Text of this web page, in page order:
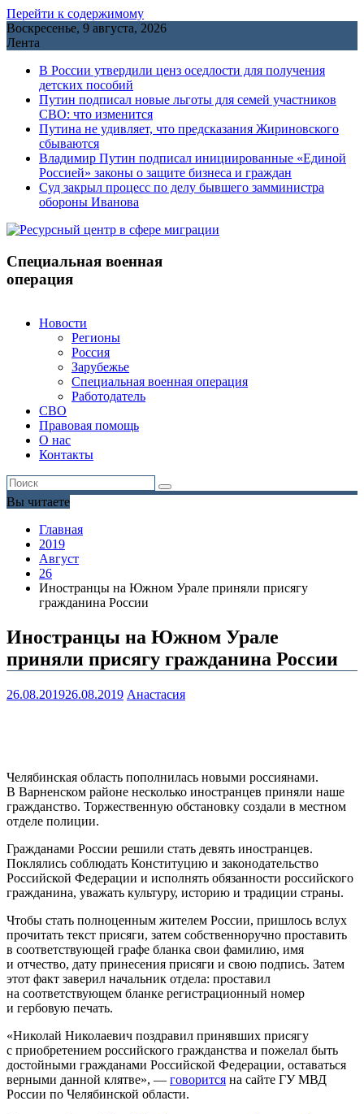
Перейти к содержимому
Воскресенье, 9 августа, 2026
Лента
В России утвердили ценз оседлости для получения
детских пособий
Путин подписал новые льготы для семей участников
СВО: что изменится
Путина не удивляет, что предсказания Жириновского
сбываются
Владимир Путин подписал инициированные «Единой
Россией» законы о защите бизнеса и граждан
Cуд закрыл процесс по делу бывшего замминистра
обороны Иванова
Специальная военная
операция
Новости
Регионы
Россия
Зарубежье
Специальная военная операция
Работодатель
СВО
Правовая помощь
О нас
Контакты
Вы читаете
Главная
2019
Август
26
Иностранцы на Южном Урале приняли присягу
гражданина России
Иностранцы на Южном Урале
приняли присягу гражданина России
26.08.201926.08.2019 Анастасия
Челябинская область пополнилась новыми россиянами.
В Варненском районе несколько иностранцев приняли наше
гражданство. Торжественную обстановку создали в местном
отделе полиции.
Гражданами России решили стать девять иностранцев.
Поклялись соблюдать Конституцию и законодательство
Российской Федерации и исполнять обязанности российского
гражданина, уважать культуру, историю и традиции страны.
Чтобы стать полноценным жителем России, пришлось вслух
прочитать текст присяги, затем собственноручно проставить
в соответствующей графе бланка свои фамилию, имя
и отчество, дату принесения присяги ‎и свою подпись. Затем
этот факт заверил начальник отдела: проставил
на соответствующем бланке регистрационный номер
и гербовую печать.
«Николай Николаевич поздравил принявших присягу
с приобретением российского гражданства и пожелал быть
достойными гражданами Российской Федерации, оставаться
верными данной клятве», — говорится на сайте ГУ МВД
России по Челябинской области.